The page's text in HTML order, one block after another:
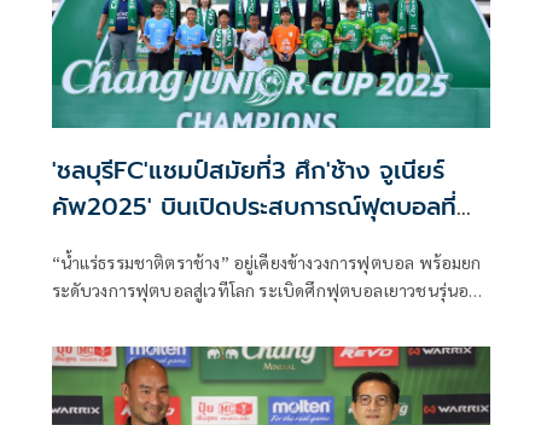
'ชลบุรีFC'แชมป์สมัยที่3 ศึก'ช้าง จูเนียร์
คัพ2025' บินเปิดประสบการณ์ฟุตบอลที่
อังกฤษ
“น้ำแร่ธรรมชาติตราช้าง” อยู่เคียงข้างวงการฟุตบอล พร้อมยก
ระดับวงการฟุตบอลสู่เวทีโลก ระเบิดศึกฟุตบอลเยาวชนรุ่นอายุ
Cup 2025” ที่สุดของรายการแข่งขันฟุตบอลเยาวชน ต่อยอดสู่
นักฟุตบอลอาชีพ